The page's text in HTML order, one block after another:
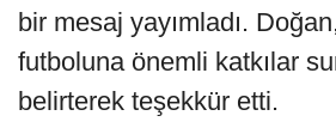
bir mesaj yayımladı.
futboluna önemli katkılar
belirterek teşekkür etti.